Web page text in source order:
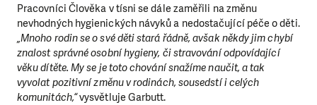
Pracovníci Člověka v tísni se dále zaměřili na změnu
nevhodných hygienických návyků a nedostačující péče o děti.
„Mnoho rodin se o své děti stará řádně, avšak někdy jim chybí
znalost správné osobní hygieny, či stravování odpovídající
věku dítěte. My se je toto chování snažíme naučit, a tak
vyvolat pozitivní změnu v rodinách, sousedstí i celých
komunitách,“vysvětluje Garbutt.